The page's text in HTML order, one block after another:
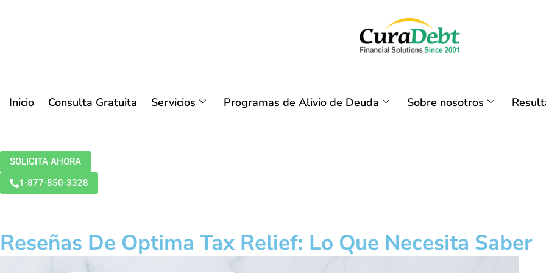
Inicio Consulta Gratuita Servicios Programas de Alivio de Deuda Sobre nosotros
SOLICITA AHORA
1-877-850-3328
Reseñas De Optima Tax Relief: Lo Que Necesita Saber